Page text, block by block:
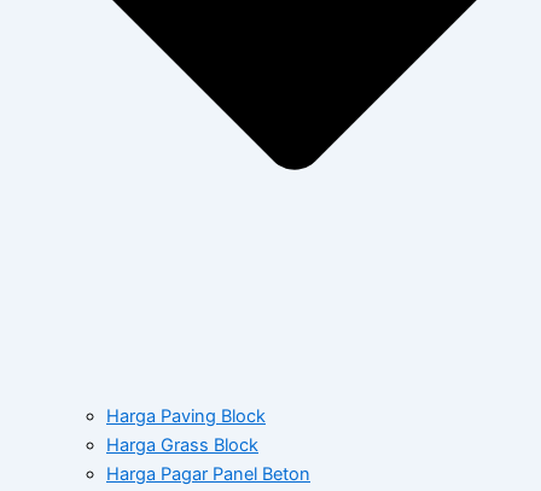
Harga Paving Block
Harga Grass Block
Harga Pagar Panel Beton